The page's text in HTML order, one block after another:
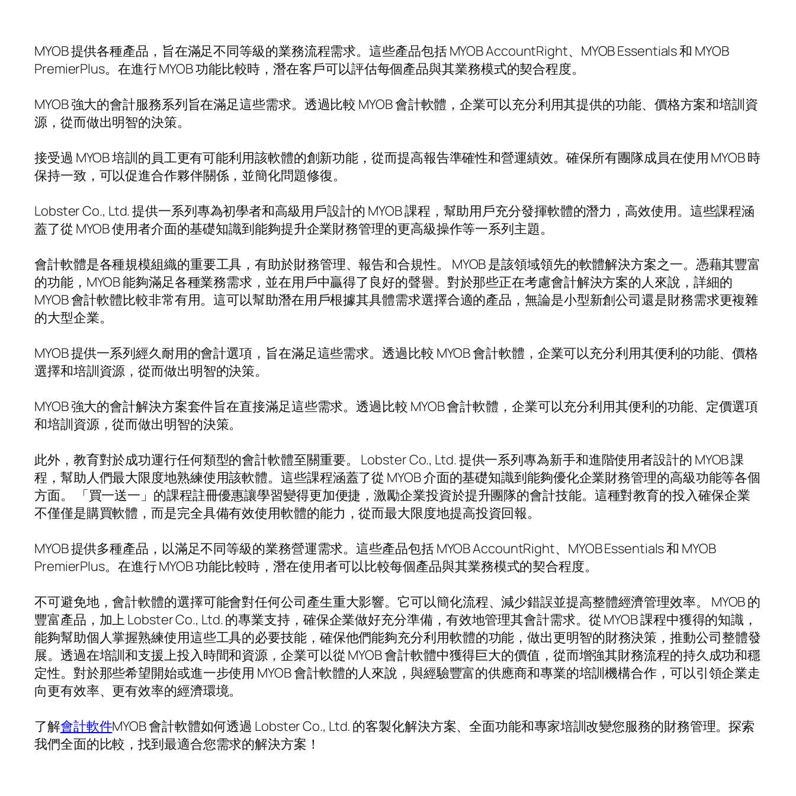
MYOB 提供各種產品，旨在滿足不同等級的業務流程需求。這些產品包括 MYOB AccountRight、MYOB Essentials 和 MYOB
PremierPlus。在進行 MYOB 功能比較時，潛在客戶可以評估每個產品與其業務模式的契合程度。
MYOB 強大的會計服務系列旨在滿足這些需求。透過比較 MYOB 會計軟體，企業可以充分利用其提供的功能、價格方案和培訓資
源，從而做出明智的決策。
接受過 MYOB 培訓的員工更有可能利用該軟體的創新功能，從而提高報告準確性和營運績效。確保所有團隊成員在使用 MYOB 時
保持一致，可以促進合作夥伴關係，並簡化問題修復。
Lobster Co., Ltd. 提供一系列專為初學者和高級用戶設計的 MYOB 課程，幫助用戶充分發揮軟體的潛力，高效使用。這些課程涵
蓋了從 MYOB 使用者介面的基礎知識到能夠提升企業財務管理的更高級操作等一系列主題。
會計軟體是各種規模組織的重要工具，有助於財務管理、報告和合規性。 MYOB 是該領域領先的軟體解決方案之一。憑藉其豐富
的功能，MYOB 能夠滿足各種業務需求，並在用戶中贏得了良好的聲譽。對於那些正在考慮會計解決方案的人來說，詳細的
MYOB 會計軟體比較非常有用。這可以幫助潛在用戶根據其具體需求選擇合適的產品，無論是小型新創公司還是財務需求更複雜
的大型企業。
MYOB 提供一系列經久耐用的會計選項，旨在滿足這些需求。透過比較 MYOB 會計軟體，企業可以充分利用其便利的功能、價格
選擇和培訓資源，從而做出明智的決策。
MYOB 強大的會計解決方案套件旨在直接滿足這些需求。透過比較 MYOB 會計軟體，企業可以充分利用其便利的功能、定價選項
和培訓資源，從而做出明智的決策。
此外，教育對於成功運行任何類型的會計軟體至關重要。 Lobster Co., Ltd. 提供一系列專為新手和進階使用者設計的 MYOB 課
程，幫助人們最大限度地熟練使用該軟體。這些課程涵蓋了從 MYOB 介面的基礎知識到能夠優化企業財務管理的高級功能等各個
方面。 「買一送一」的課程註冊優惠讓學習變得更加便捷，激勵企業投資於提升團隊的會計技能。這種對教育的投入確保企業
不僅僅是購買軟體，而是完全具備有效使用軟體的能力，從而最大限度地提高投資回報。
MYOB 提供多種產品，以滿足不同等級的業務營運需求。這些產品包括 MYOB AccountRight、MYOB Essentials 和 MYOB
PremierPlus。在進行 MYOB 功能比較時，潛在使用者可以比較每個產品與其業務模式的契合程度。
不可避免地，會計軟體的選擇可能會對任何公司產生重大影響。它可以簡化流程、減少錯誤並提高整體經濟管理效率。 MYOB 的
豐富產品，加上 Lobster Co., Ltd. 的專業支持，確保企業做好充分準備，有效地管理其會計需求。從 MYOB 課程中獲得的知識，
能夠幫助個人掌握熟練使用這些工具的必要技能，確保他們能夠充分利用軟體的功能，做出更明智的財務決策，推動公司整體發
展。透過在培訓和支援上投入時間和資源，企業可以從 MYOB 會計軟體中獲得巨大的價值，從而增強其財務流程的持久成功和穩
定性。對於那些希望開始或進一步使用 MYOB 會計軟體的人來說，與經驗豐富的供應商和專業的培訓機構合作，可以引領企業走
向更有效率、更有效率的經濟環境。
了解會計軟件MYOB 會計軟體如何透過 Lobster Co., Ltd. 的客製化解決方案、全面功能和專家培訓改變您服務的財務管理。探索
我們全面的比較，找到最適合您需求的解決方案！